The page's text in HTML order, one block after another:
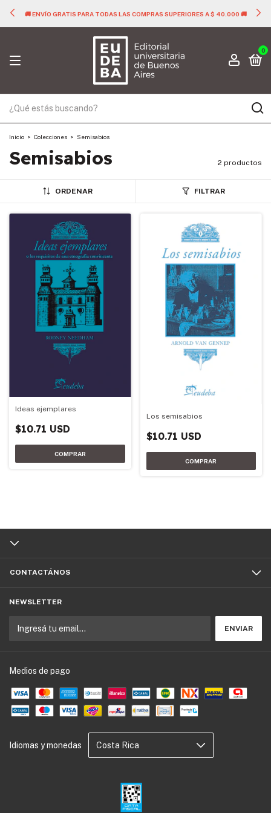
🚚 ENVÍO GRATIS PARA TODAS LAS COMPRAS SUPERIORES A $ 40.000 🚚
0
Inicio > Colecciones > Semisabios
Semisabios 2 productos
ORDENAR FILTRAR
Ideas ejemplares
$10.71 USD
Los semisabios
$10.71 USD
CONTACTÁNOS
NEWSLETTER
Medios de pago
Idiomas y monedas